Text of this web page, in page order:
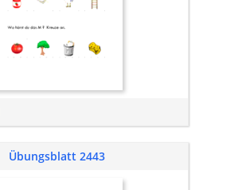
Übungsblatt 2443